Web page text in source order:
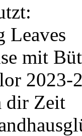
Leaves
mit
2023-
dir Zeit